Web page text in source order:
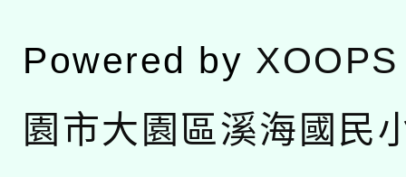
Powered by XOOPS
園市大園區溪海國民